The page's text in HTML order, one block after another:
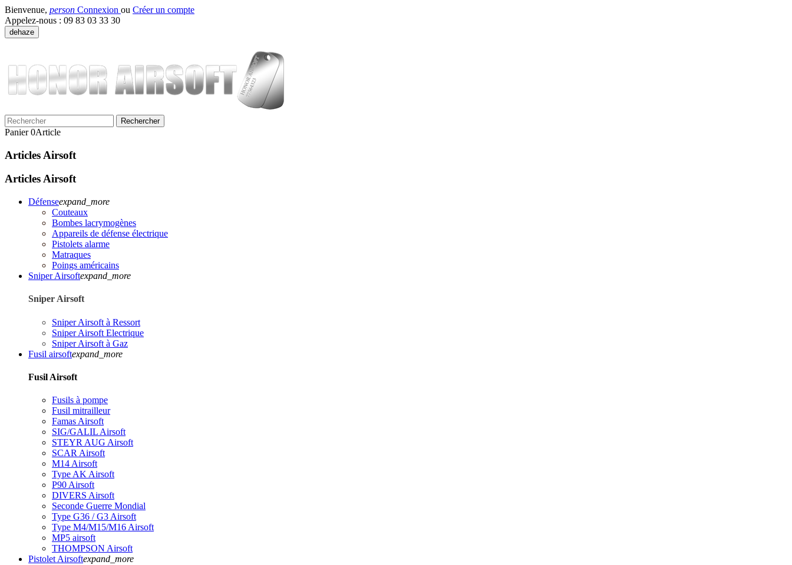
Bienvenue, person Connexion ou Créer un compte
Appelez-nous : 09 83 03 33 30
dehaze
Rechercher
Panier 0Article
Articles Airsoft
Articles Airsoft
Défenseexpand_more
Couteaux
Bombes lacrymogènes
Appareils de défense électrique
Pistolets alarme
Matraques
Poings américains
Sniper Airsoftexpand_more
Sniper Airsoft
Sniper Airsoft à Ressort
Sniper Airsoft Electrique
Sniper Airsoft à Gaz
Fusil airsoftexpand_more
Fusil Airsoft
Fusils à pompe
Fusil mitrailleur
Famas Airsoft
SIG/GALIL Airsoft
STEYR AUG Airsoft
SCAR Airsoft
M14 Airsoft
Type AK Airsoft
P90 Airsoft
DIVERS Airsoft
Seconde Guerre Mondial
Type G36 / G3 Airsoft
Type M4/M15/M16 Airsoft
MP5 airsoft
THOMPSON Airsoft
Pistolet Airsoftexpand_more